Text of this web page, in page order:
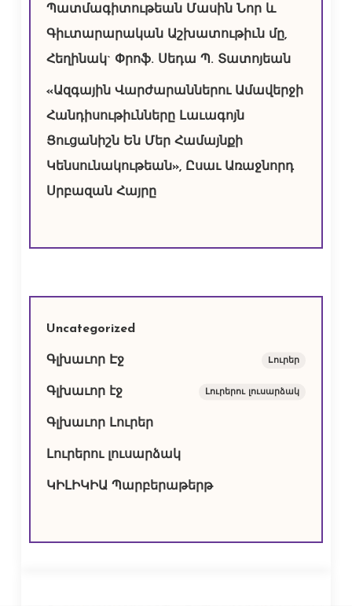
Պատմագիտութեան Մասին Նոր և
Գիւտարարական Աշխատութիւն մը,
Հեղինակ` Փրոֆ. Սեդա Պ. Տատոյեան
«Ազգային Վարժարաններու Ամավերջի
Հանդիսութիւնները Լաւագոյն
Ցուցանիշն Են Մեր Համայնքի
Կենսունակութեան», Ըսաւ Առաջնորդ
Սրբազան Հայրը
Uncategorized
Գլխաւոր Էջ Lուրեր
Գլխաւոր էջ Լուրերու լուսարձակ
Գլխաւոր Լուրեր
Լուրերու լուսարձակ
ԿԻԼԻԿԻԱ Պարբերաթերթ